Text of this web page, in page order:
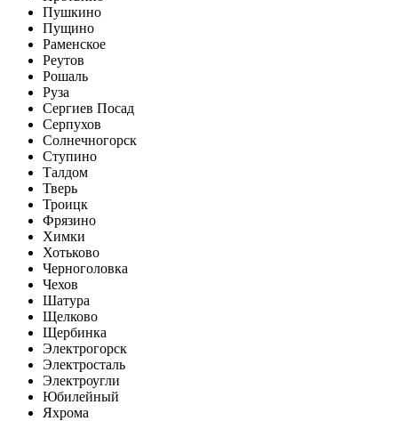
Пушкино
Пущино
Раменское
Реутов
Рошаль
Руза
Сергиев Посад
Серпухов
Солнечногорск
Ступино
Талдом
Тверь
Троицк
Фрязино
Химки
Хотьково
Черноголовка
Чехов
Шатура
Щелково
Щербинка
Электрогорск
Электросталь
Электроугли
Юбилейный
Яхрома